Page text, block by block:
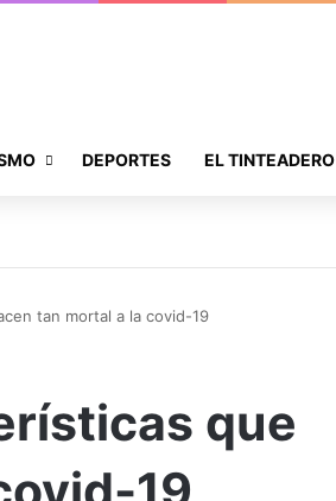
DEPORTES EL TINTEADERO
tan mortal a la covid-19
que